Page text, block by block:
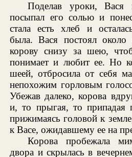
Поделав уроки, Вася
посыпал его солью и
стала есть хлеб и
была. Вася постоял
корову снизу за шею,
понимает и любит ее. Но
шеей, отбросила от себя
непохожим горловым
Убежав далеко, корова
и, то прыгая, то припадая
прижимаясь головой к
к Васе, ожидавшему ее на
Корова пробежала
двора и скрылась в